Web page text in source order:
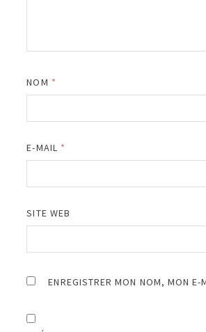
NOM *
E-MAIL *
SITE WEB
ENREGISTRER MON NOM, MON